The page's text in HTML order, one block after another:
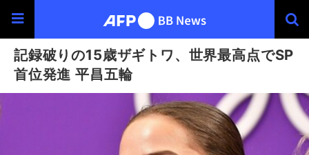
記録破りの15歳ザギトワ、世界最高点でSP
首位発進 平昌五輪